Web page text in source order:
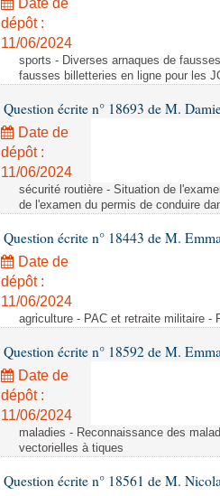
Date de
dépôt :
11/06/2024
sports - Diverses arnaques de
fausses billetteries en ligne pour les
Question écrite n° 18693 de M.
Date de
dépôt :
11/06/2024
sécurité routière - Situation de
de l'examen du permis de conduire
Question écrite n° 18443 de M.
Date de
dépôt :
11/06/2024
agriculture - PAC et retraite militaire -
Question écrite n° 18592 de M.
Date de
dépôt :
11/06/2024
maladies - Reconnaissance des
vectorielles à tiques
Question écrite n° 18561 de M.